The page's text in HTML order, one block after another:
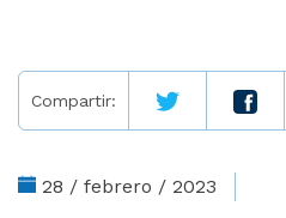
Compartir:
28 / febrero / 2023